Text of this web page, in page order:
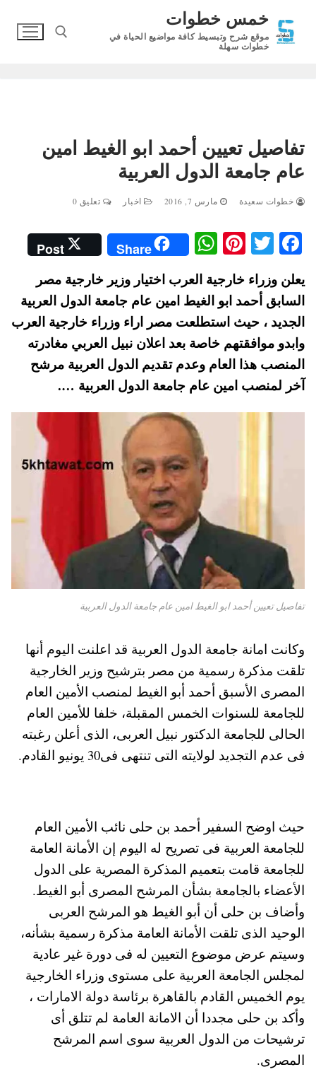
المحتوى
خمس خطوات
موقع شرح وتبسيط كافة مواضيع الحياة في
خطوات سهلة
تفاصيل تعيين أحمد ابو الغيط امين
عام جامعة الدول العربية
خطوات سعيدة مارس 7, 2016 اخبار تعليق 0
Fa
bo
ok
T
wi
tte
r
Pi
er
es
t
W
ha
ts
A
pp
Share
Post
يعلن وزراء خارجية العرب اختيار وزير خارجية مصر
السابق أحمد ابو الغيط امين عام جامعة الدول العربية
الجديد ، حيث استطلعت مصر اراء وزراء خارجية العرب
وابدو موافقتهم خاصة بعد اعلان نبيل العربي مغادرته
المنصب هذا العام وعدم تقديم الدول العربية مرشح
آخر لمنصب امين عام جامعة الدول العربية ….
تفاصيل تعيين أحمد ابو الغيط امين عام جامعة الدول العربية
وكانت امانة جامعة الدول العربية قد اعلنت اليوم أنها
تلقت مذكرة رسمية من مصر بترشيح وزير الخارجية
المصرى الأسبق أحمد أبو الغيط لمنصب الأمين العام
للجامعة للسنوات الخمس المقبلة، خلفا للأمين العام
الحالى للجامعة الدكتور نبيل العربى، الذى أعلن رغبته
فى عدم التجديد لولايته التى تنتهى فى30 يونيو القادم.
حيث اوضح السفير أحمد بن حلى نائب الأمين العام
للجامعة العربية فى تصريح له اليوم إن الأمانة العامة
للجامعة قامت بتعميم المذكرة المصرية على الدول
الأعضاء بالجامعة بشأن المرشح المصرى أبو الغيط.
وأضاف بن حلى أن أبو الغيط هو المرشح العربى
الوحيد الذى تلقت الأمانة العامة مذكرة رسمية بشأنه،
وسيتم عرض موضوع التعيين له فى دورة غير عادية
لمجلس الجامعة العربية على مستوى وزراء الخارجية
يوم الخميس القادم بالقاهرة برئاسة دولة الامارات ،
وأكد بن حلى مجددا أن الامانة العامة لم تتلق أى
ترشيحات من الدول العربية سوى اسم المرشح
المصرى.